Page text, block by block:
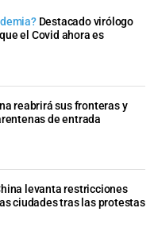
Destacado virólogo
el Covid ahora es
reabrirá sus fronteras y
de entrada
levanta restricciones
ciudades tras las protestas